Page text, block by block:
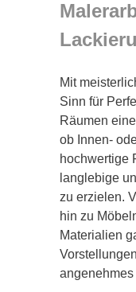
Mit
Sinn für
Räumen
ob Innen-
hochwertige
langlebige
zu erzielen.
hin zu
Materialien